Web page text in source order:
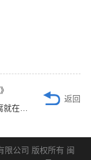
题节目
返回
限公司 版权所有 闽